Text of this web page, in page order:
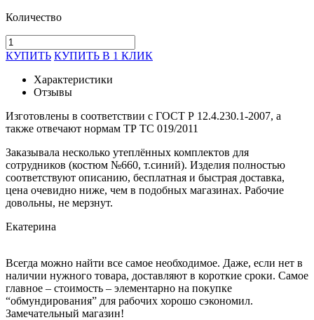
Количество
КУПИТЬ КУПИТЬ В 1 КЛИК
Характеристики
Отзывы
Изготовлены в соответствии с ГОСТ Р 12.4.230.1-2007, а
также отвечают нормам ТР ТС 019/2011
Заказывала несколько утеплённых комплектов для
сотрудников (костюм №660, т.синий). Изделия полностью
соответствуют описанию, бесплатная и быстрая доставка,
цена очевидно ниже, чем в подобных магазинах. Рабочие
довольны, не мерзнут.
Екатерина
Всегда можно найти все самое необходимое. Даже, если нет в
наличии нужного товара, доставляют в короткие сроки. Самое
главное – стоимость – элементарно на покупке
“обмундирования” для рабочих хорошо сэкономил.
Замечательный магазин!